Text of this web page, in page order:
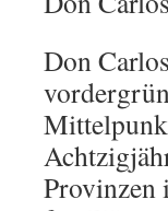
Don
Provinzen